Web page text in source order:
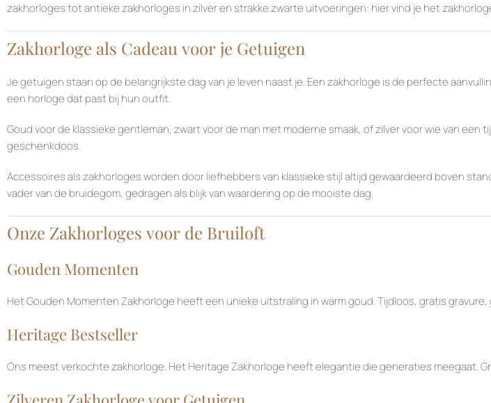
zakhorloges tot antieke zakhorloges in zilver en strakke zwarte uitvoeringen: hier vind je het
Zakhorloge als Cadeau voor je Getuigen
Je getuigen staan op de belangrijkste dag van je leven naast je. Een zakhorloge is de perfecte
een horloge dat past bij hun outfit.
Goud voor de klassieke gentleman, zwart voor de man met moderne smaak, of zilver voor wie van
geschenkdoos.
Accessoires als zakhorloges worden door liefhebbers van klassieke stijl altijd gewaardeerd boven
vader van de bruidegom, gedragen als blijk van waardering op de mooiste dag.
Onze Zakhorloges voor de Bruiloft
Gouden Momenten
Het Gouden Momenten Zakhorloge heeft een unieke uitstraling in warm goud. Tijdloos, gratis
Heritage Bestseller
Ons meest verkochte zakhorloge. Het Heritage Zakhorloge heeft elegantie die generaties meegaat.